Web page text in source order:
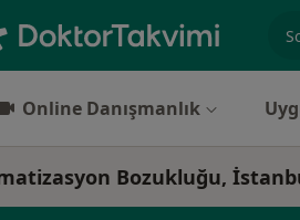
Online Danışmanlık
Bozukluğu,